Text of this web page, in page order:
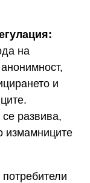
на
и
развива,
измамниците